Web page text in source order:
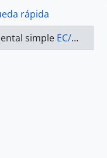
rápida
simple EC/AN/ABJLM/ACUERDOS/0127-A - ACUERDOS LEGISLATIVOS